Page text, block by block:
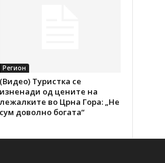
Регион
(Видео) Туристка се
изненади од цените на
лежалките во Црна Гора: „Не
сум доволно богата“